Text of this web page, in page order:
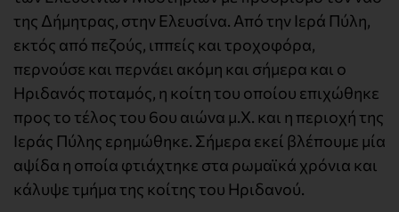
της Δήμητρας, στην Ελευσίνα. Από την Ιερά Πύλη,
εκτός από πεζούς, ιππείς και τροχοφόρα,
περνούσε και περνάει ακόμη και σήμερα και ο
Ηριδανός ποταμός, η κοίτη του οποίου επιχώθηκε
προς το τέλος του 6ου αιώνα μ.Χ. και η περιοχή της
Ιεράς Πύλης ερημώθηκε. Σήμερα εκεί βλέπουμε μία
αψίδα η οποία φτιάχτηκε στα ρωμαϊκά χρόνια και
κάλυψε τμήμα της κοίτης του Ηριδανού.